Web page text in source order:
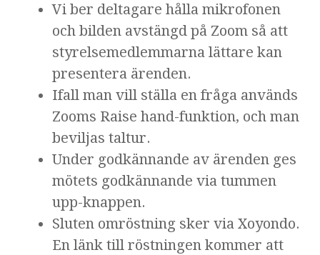
Vi ber deltagare hålla mikrofonen
och bilden avstängd på Zoom så att
styrelsemedlemmarna lättare kan
presentera ärenden.
Ifall man vill ställa en fråga används
Zooms Raise hand-funktion, och man
beviljas taltur.
Under godkännande av ärenden ges
mötets godkännande via tummen
upp-knappen.
Sluten omröstning sker via Xoyondo.
En länk till röstningen kommer att